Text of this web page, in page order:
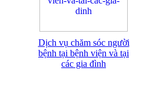
Dịch vụ chăm sóc người
bệnh tại bệnh viện và tại
các gia đình